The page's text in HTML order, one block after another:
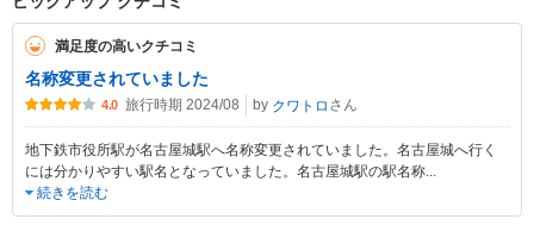
満足度の高いクチコミ
名称変更されていました
4.0 旅行時期 2024/08 by クワトロ さん
地下鉄市役所駅が名古屋城駅へ名称変更されていました。名古屋城へ行く
には分かりやすい駅名となっていました。名古屋城駅の駅名称...
続きを読む